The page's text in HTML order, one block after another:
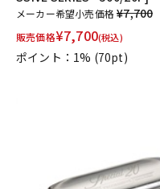
メーカー希望小売価格¥7,700
販売価格¥7,700(税込)
ポイント：1% (70pt)